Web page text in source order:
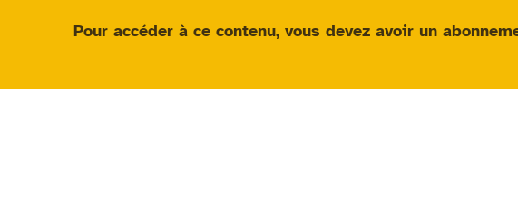
Pour accéder à ce contenu, vous devez avoir un